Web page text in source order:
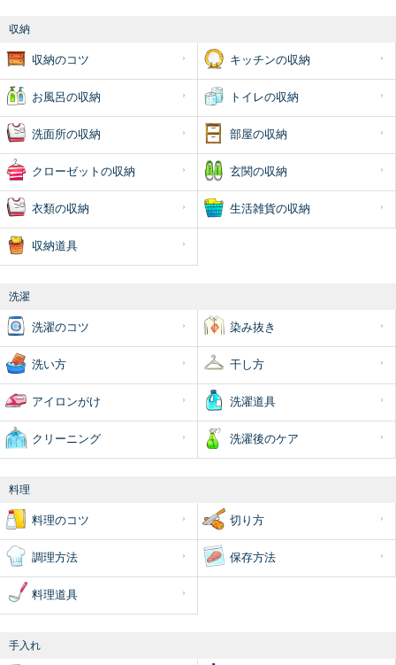
収納
収納のコツ キッチンの収納
お風呂の収納 トイレの収納
洗面所の収納 部屋の収納
クローゼットの収納 玄関の収納
衣類の収納 生活雑貨の収納
収納道具
洗濯
洗濯のコツ 染み抜き
洗い方 干し方
アイロンがけ 洗濯道具
クリーニング 洗濯後のケア
料理
料理のコツ 切り方
調理方法 保存方法
料理道具
手入れ